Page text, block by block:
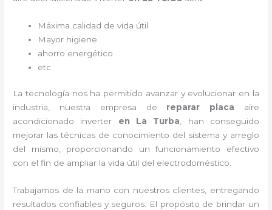
Máxima calidad de vida útil
Mayor higiene
ahorro energético
etc
La tecnología nos ha permitido avanzar y evolucionar en la
industria, nuestra empresa de reparar placa
aire
acondicionado inverter en La Turba, han conseguido
mejorar las técnicas de conocimiento del sistema y arreglo
del mismo, proporcionando un funcionamiento efectivo
con el fin de ampliar la vida útil del electrodoméstico.
Trabajamos de la mano con nuestros clientes, entregando
resultados confiables y seguros. El propósito de brindar un